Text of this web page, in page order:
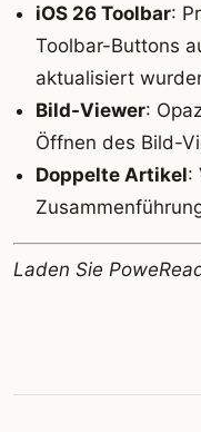
iOS 26 Toolbar:
Toolbar-Buttons
aktualisiert
Bild-Viewer:
Öffnen des Bild-
Doppelte Artikel:
Laden Sie